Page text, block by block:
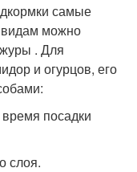
самые
можно
. Для
и огурцов, его
посадки
слоя.